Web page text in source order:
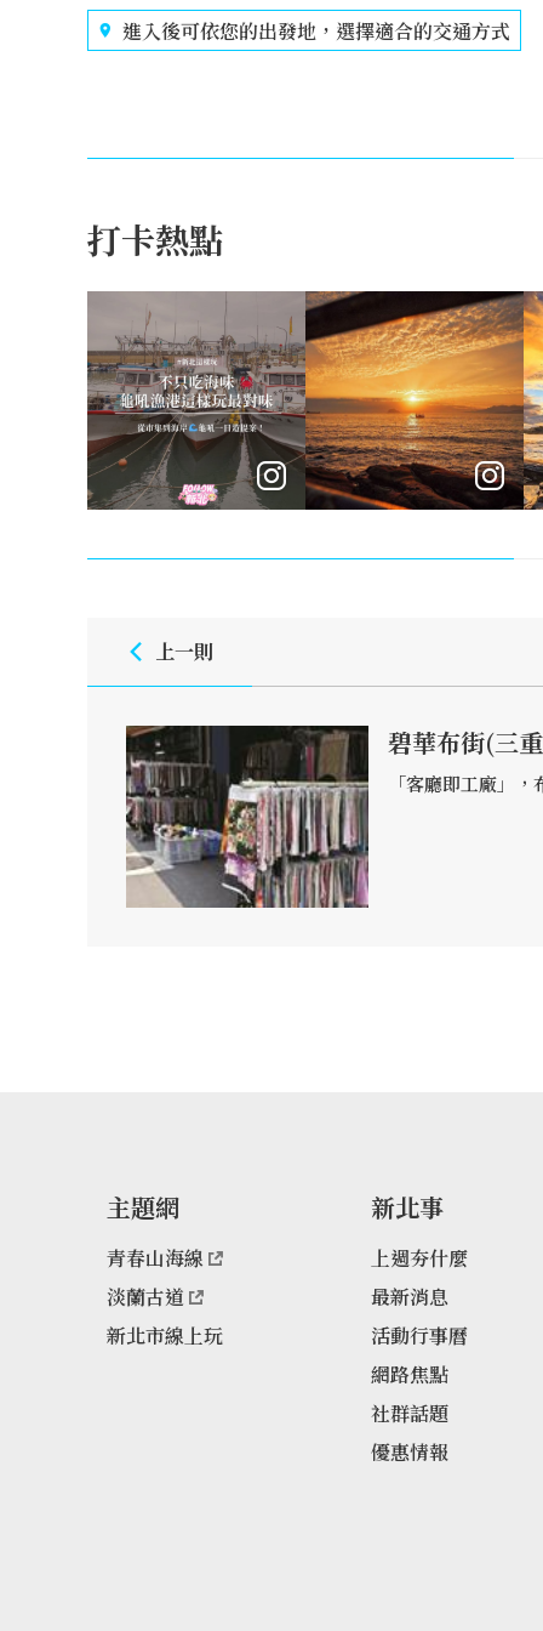
進入後可依您的出發地，選擇適合的交通方式
打卡熱點
上一則
碧華布街(三
「客廳即工廠」
主題網
青春山海線
淡蘭古道
新北市線上玩
新北事
上週夯什麼
最新消息
活動行事曆
網路焦點
社群話題
優惠情報